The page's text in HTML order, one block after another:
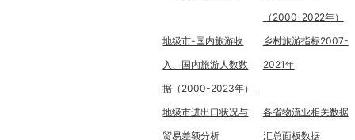
（2000-2022年）
地级市-国内旅游收
入、国内旅游人数数
据（2000-2023年）
乡村旅游指标2007-
2021年
地级市进出口状况与
贸易差额分析
各省物流业相关数据
汇总面板数据